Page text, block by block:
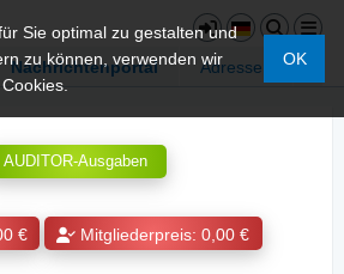
Nachrichtenportal Adressen
Sie optimal zu gestalten und
zu können, verwenden wir
Cookies.
OK
AUDITOR-Ausgaben
€ Mitgliederpreis: 0,00 €